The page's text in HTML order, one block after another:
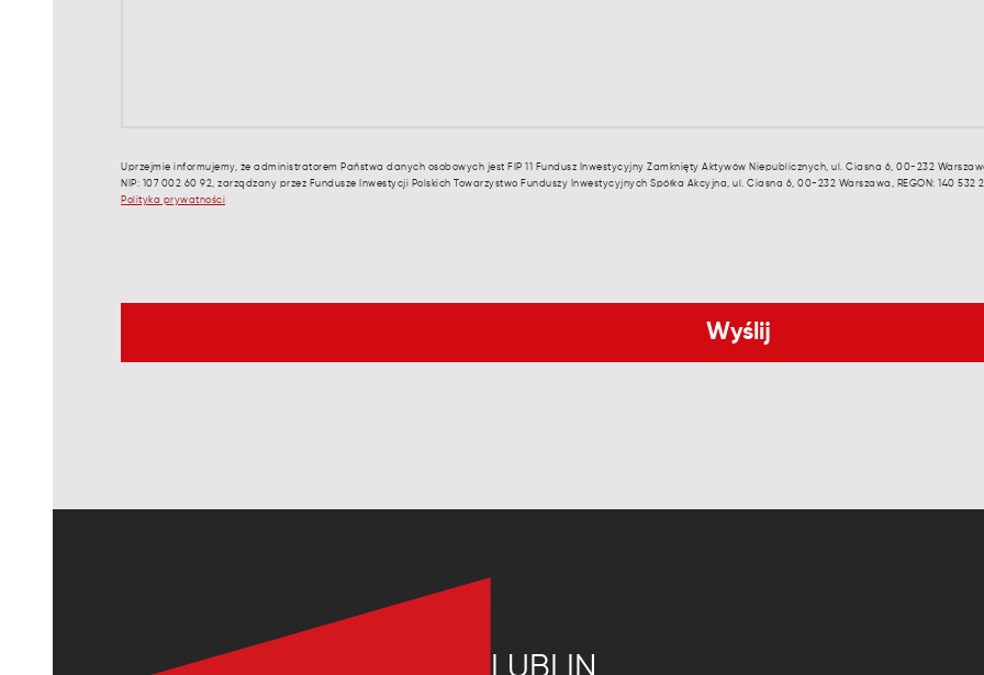
Uprzejmie informujemy, że administratorem Państwa danych osobowych jest FIP 11 Fundusz Inwestycyjny Zamknięty Aktywów Niepublicznych, ul. Ciasna 6, 00-232
NIP: 107 002 60 92, zarządzany przez Fundusze Inwestycji Polskich Towarzystwo Funduszy Inwestycyjnych Spółka Akcyjna, ul. Ciasna 6, 00-232 Warszawa, REGON: 140 532
Polityka prywatności